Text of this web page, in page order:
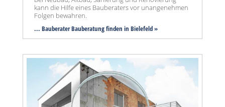
kann die Hilfe eines Bauberaters vor unangenehmen
Folgen bewahren.
... Bauberater Bauberatung finden in Bielefeld »